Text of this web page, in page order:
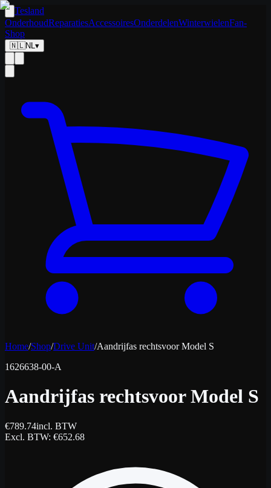
Tesland
OnderhoudReparatiesAccessoiresOnderdelenWinterwielenFan-
Shop
🇳🇱NL▾
Home/Shop/Drive Unit/Aandrijfas rechtsvoor Model S
1626638-00-A
Aandrijfas rechtsvoor Model S
€789.74incl. BTW
Excl. BTW: €652.68